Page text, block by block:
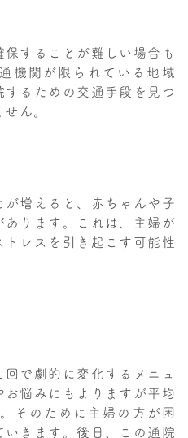
することが難しい場合も
機関が限られている地域
るための交通手段を見つ
ん。
増えると、赤ちゃんや子
ります。これは、主婦が
レスを引き起こす可能性
で劇的に変化するメニュ
悩みにもよりますが平均
そのために主婦の方が困
きます。後日、この通院